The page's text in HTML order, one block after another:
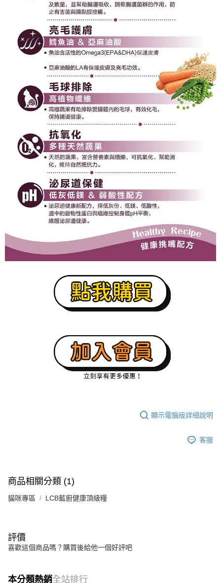
顯示電腦版詳細說明
客服
商品相關分類 (1)
貓咪專區 LCB藍廚健康頂級糧
評價
喜歡這個商品嗎？購買後給他一個好評吧
本分類熱銷全站排行